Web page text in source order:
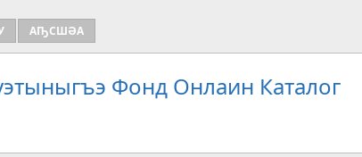
АҦСШӘА
Фонд Онлаин Каталог